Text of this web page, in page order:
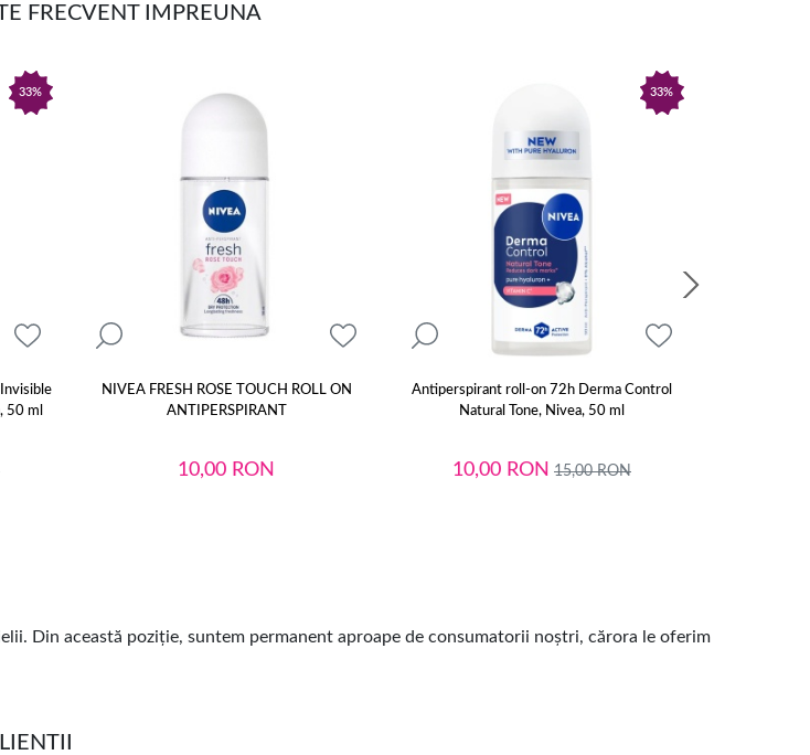
FRECVENT IMPREUNA
33%
50 ml
NIVEA FRESH ROSE TOUCH ROLL ON
ANTIPERSPIRANT
10,00 RON
33%
Antiperspirant roll-on 72h Derma Control
Natural Tone, Nivea, 50 ml
10,00 RON 15,00RON
Din această poziție, suntem permanent aproape de consumatorii noștri, cărora le oferim